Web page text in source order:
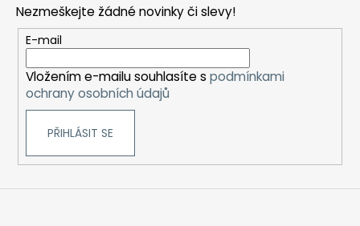
Nezmeškejte žádné novinky či slevy!
E-mail
Vložením e-mailu souhlasíte s podmínkami
ochrany osobních údajů
PŘIHLÁSIT SE